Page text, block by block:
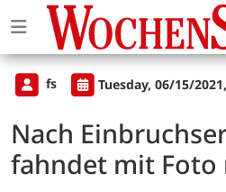
fs Tuesday, 06/15/
Nach
fahndet mit Foto